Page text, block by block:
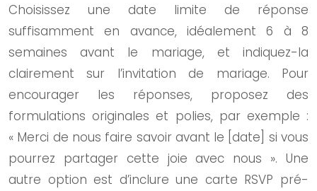
Choisissez une date limite de réponse
suffisamment en avance, idéalement 6 à 8
semaines avant le mariage, et indiquez-la
clairement sur l’invitation de mariage. Pour
encourager les réponses, proposez des
formulations originales et polies, par exemple :
« Merci de nous faire savoir avant le [date] si vous
pourrez partager cette joie avec nous ». Une
autre option est d’inclure une carte RSVP pré-